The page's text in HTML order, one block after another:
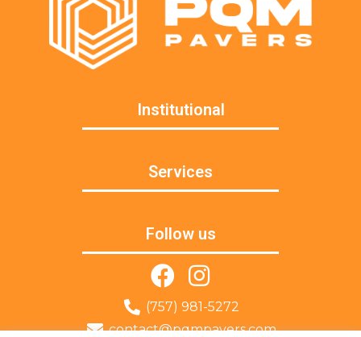
Institutional
Services
Follow us
(757) 981-5272
contact@pqmpavers.com